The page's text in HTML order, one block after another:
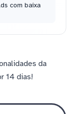
com baixa
da
14 dias!